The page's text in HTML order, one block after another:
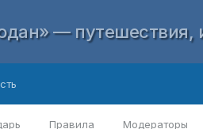
— путешествия,
Правила Модераторы